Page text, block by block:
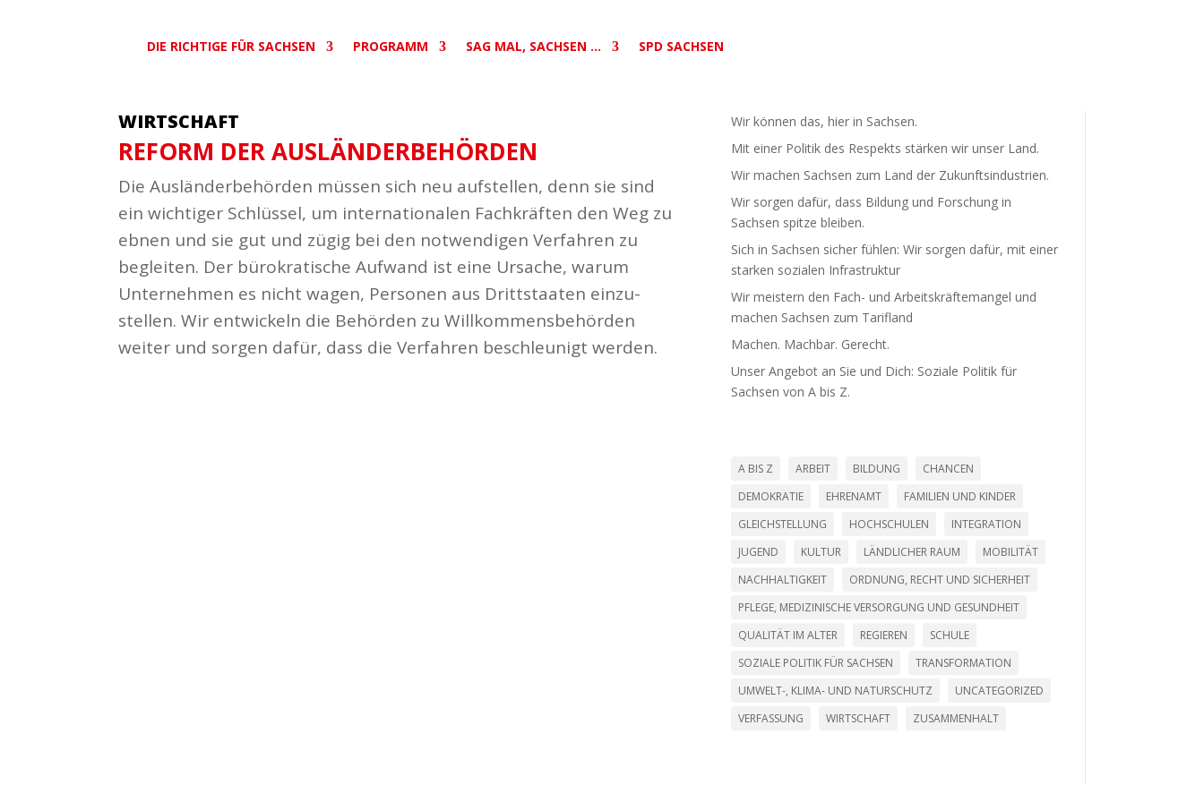
DIE RICHTIGE FÜR SACHSEN PROGRAMM SAG MAL, SACHSEN … SPD SACHSEN
WIRTSCHAFT
REFORM DER AUSLÄN­DER­BE­HÖRDEN
Die Auslän­der­be­hörden müssen sich neu aufstellen, denn sie sind
ein wich­tiger Schlüssel, um inter­na­tio­nalen Fach­kräften den Weg zu
ebnen und sie gut und zügig bei den notwen­digen Verfahren zu
begleiten. Der büro­kra­tische Aufwand ist eine Ursache, warum
Unter­nehmen es nicht wagen, Personen aus Dritt­staaten einzu­
stellen. Wir entwi­ckeln die Behörden zu Will­kom­mens­be­hörden
weiter und sorgen dafür, dass die Verfahren beschleunigt werden.
Wir können das, hier in Sachsen.
Mit einer Politik des Respekts stärken wir unser Land.
Wir machen Sachsen zum Land der Zukunfts­in­dus­trien.
Wir sorgen dafür, dass Bildung und Forschung in
Sachsen spitze bleiben.
Sich in Sachsen sicher fühlen: Wir sorgen dafür, mit einer
starken sozialen Infra­struktur
Wir meistern den Fach- und Arbeits­kräf­te­mangel und
machen Sachsen zum Tarifland
Machen. Machbar. Gerecht.
Unser Angebot an Sie und Dich: Soziale Politik für
Sachsen von A bis Z.
A BIS Z ARBEIT BILDUNG
CHANCEN
DEMOKRATIE
EHRENAMT
FAMILIEN UND KINDER
GLEICHSTELLUNG
HOCHSCHULEN
INTEGRATION
JUGEND
KULTUR LÄNDLICHER RAUM
MOBILITÄT
NACHHALTIGKEIT
ORDNUNG, RECHT UND SICHERHEIT
PFLEGE, MEDIZINISCHE VERSORGUNG UND GESUNDHEIT
QUALITÄT IM ALTER
REGIEREN
SCHULE
SOZIALE POLITIK FÜR SACHSEN
TRANSFORMATION
UMWELT-, KLIMA- UND NATURSCHUTZ
UNCATEGORIZED
VERFASSUNG
WIRTSCHAFT ZUSAMMENHALT